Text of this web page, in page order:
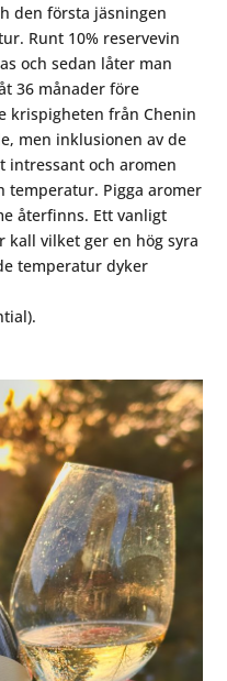
den första jäsningen
Runt 10% reservevin
och sedan låter man
36 månader före
krispigheten från Chenin
men inklusionen av de
intressant och aromen
temperatur. Pigga aromer
återfinns. Ett vanligt
vilket ger en hög syra
temperatur dyker